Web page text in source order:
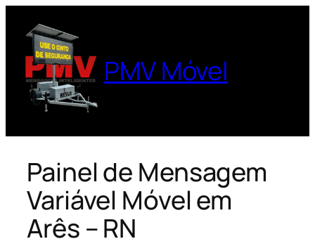
para
conteúdo
PMV Móvel
Painel de Mensagem
Variável Móvel em
Arês – RN